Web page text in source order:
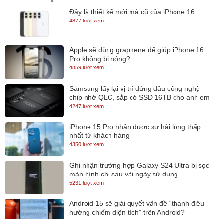
đổ bóng chân thực, tăng cường hiệu suất xử lý, hoạt động mát và
êm hơn trong từng tựa game. Bạn có thể chơi tốt mọi tựa game
eSports và tận hưởng các game bom tấn AAA yêu thích, Lenovo
Gaming Legion 5i không những là cỗ máy chiến game tuyệt đỉnh
mà còn đáp ứng hoàn hảo của một laptop đồ họa – kỹ thuật.
Đây là thiết kế mới mà cũ của iPhone 16
4877 lượt xem
Apple sẽ dùng graphene để giúp iPhone 16
Pro không bị nóng?
4859 lượt xem
Samsung lấy lại vị trí đứng đầu công nghệ
chip nhớ QLC, sắp có SSD 16TB cho anh em
lưu trữ
4247 lượt xem
iPhone 15 Pro nhận được sự hài lòng thấp
nhất từ khách hàng
4350 lượt xem
Ghi nhận trường hợp Galaxy S24 Ultra bị sọc
màn hình chỉ sau vài ngày sử dụng
5231 lượt xem
Android 15 sẽ giải quyết vấn đề “thanh điều
hướng chiếm diện tích” trên Android?